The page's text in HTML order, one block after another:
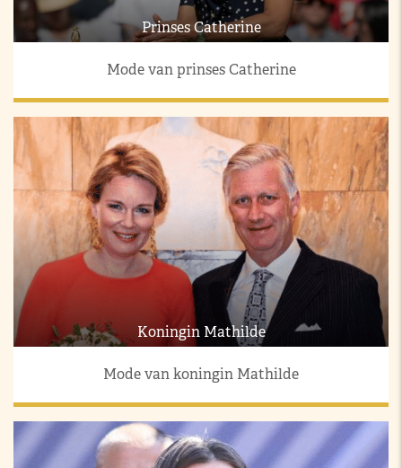
Prinses Catherine
Mode van prinses Catherine
Koningin Mathilde
Mode van koningin Mathilde